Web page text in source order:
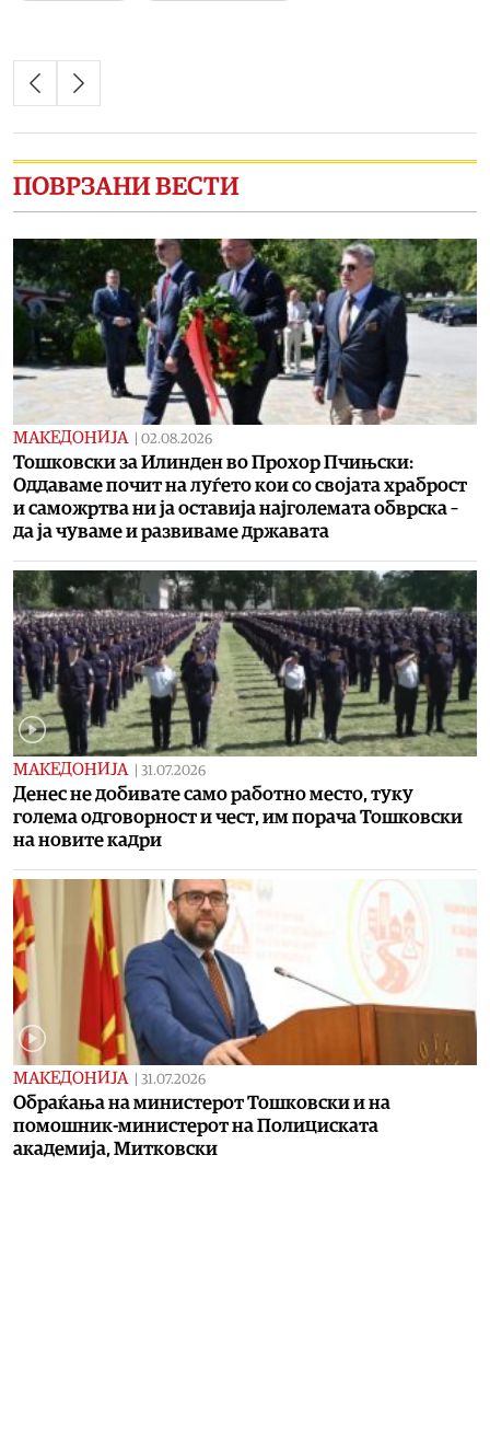
ПОВРЗАНИ ВЕСТИ
МАКЕДОНИЈА | 02.08.2026
Toшковски за Илинден во Прохор Пчињски:
Oддаваме почит на луѓето кои со својата храброст
и саможртва ни ја оставија најголемата обврска –
да ја чуваме и развиваме државата
МАКЕДОНИЈА | 31.07.2026
Денес не добивате само работно место, туку
голема одговорност и чест, им порача Тошковски
на новите кадри
МАКЕДОНИЈА | 31.07.2026
Обраќања на министерот Тошковски и на
помошник-министерот на Полициската
академија, Митковски